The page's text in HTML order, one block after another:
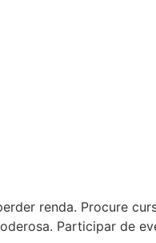
renda. Procure
Participar de